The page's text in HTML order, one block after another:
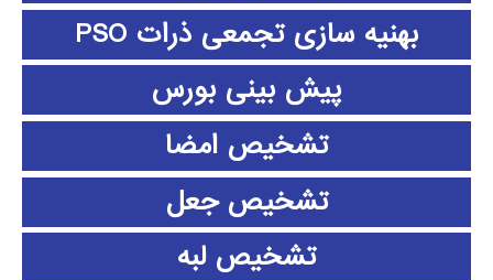
بهنیه سازی تجمعی ذرات PSO
پیش بینی بورس
تشخیص امضا
تشخیص جعل
تشخیص لبه